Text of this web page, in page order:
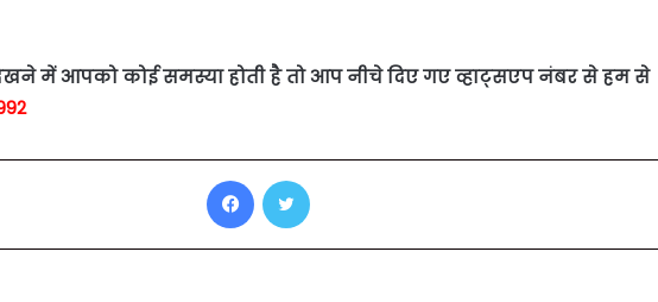
देखने में आपको कोई समस्या होती है तो आप नीचे दिए गए व्हाट्सएप नंबर से हम से
Facebook